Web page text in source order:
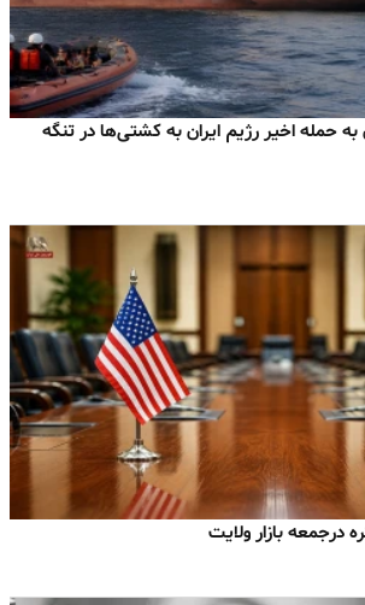
حمله اخیر رژیم ایران به کشتی‌ها در تنگه
درجمعه بازار ولایت